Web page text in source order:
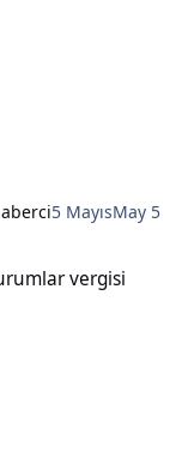
5 MayısMay 5
vergisi